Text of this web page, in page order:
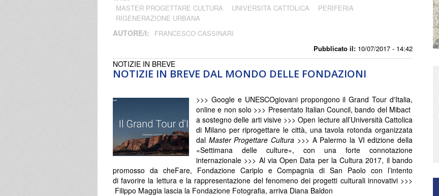
Pubblicato il: 10/07/2017 - 14:42
MASTER PROGETTARE CULTURA UNIVERSITÀ CATTOLICA
PERIFERIA
RIGENERAZIONE URBANA
AUTORE/I: FRANCESCO CASSINARI
NOTIZIE IN BREVE DAL MONDO DELLE FONDAZIONI
NOTIZIE IN BREVE
>>> Google e UNESCOgiovani propongono il Grand Tour d'Italia,
online e non solo >>> Presentato Italian Council, bando del Mibact
a sostegno delle arti visive >>> Open lecture all’Università Cattolica
di Milano per riprogettare le città, una tavola rotonda organizzata
dal Master Progettare Cultura >>> A Palermo la VI edizione della
«Settimana delle culture», con una forte connotazione
internazionale >>> Al via Open Data per la Cultura 2017, il bando
promosso da cheFare, Fondazione Cariplo e Compagnia di San Paolo con l’intento
di favorire la lettura e la rappresentazione del fenomeno dei progetti culturali innovativi >>>
Filippo Maggia lascia la Fondazione Fotografia, arriva Diana Baldon